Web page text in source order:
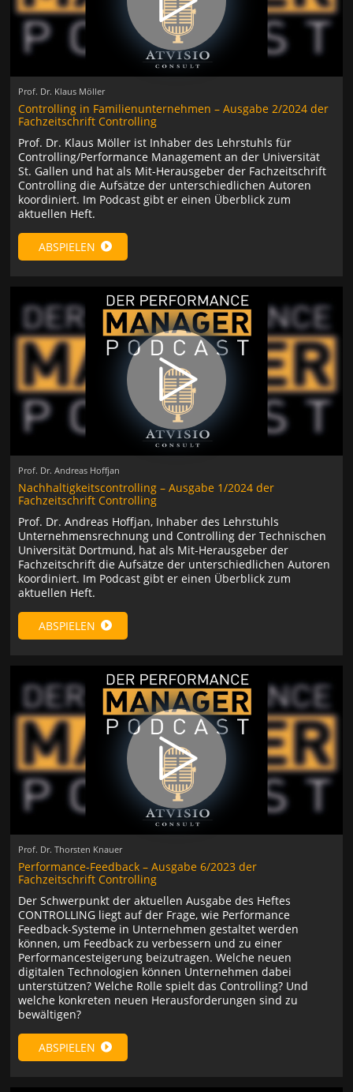
Prof. Dr. Klaus Möller
Controlling in Familienunternehmen – Ausgabe 2/2024 der
Fachzeitschrift Controlling
Prof. Dr. Klaus Möller ist Inhaber des Lehrstuhls für
Controlling/Performance Management an der Universität
St. Gallen und hat als Mit-Herausgeber der Fachzeitschrift
Controlling die Aufsätze der unterschiedlichen Autoren
koordiniert. Im Podcast gibt er einen Überblick zum
aktuellen Heft.
ABSPIELEN
Prof. Dr. Andreas Hoffjan
Nachhaltigkeitscontrolling – Ausgabe 1/2024 der
Fachzeitschrift Controlling
Prof. Dr. Andreas Hoffjan, Inhaber des Lehrstuhls
Unternehmensrechnung und Controlling der Technischen
Universität Dortmund, hat als Mit-Herausgeber der
Fachzeitschrift die Aufsätze der unterschiedlichen Autoren
koordiniert. Im Podcast gibt er einen Überblick zum
aktuellen Heft.
ABSPIELEN
Prof. Dr. Thorsten Knauer
Performance-Feedback – Ausgabe 6/2023 der
Fachzeitschrift Controlling
Der Schwerpunkt der aktuellen Ausgabe des Heftes
CONTROLLING liegt auf der Frage, wie Performance
Feedback-Systeme in Unternehmen gestaltet werden
können, um Feedback zu verbessern und zu einer
Performancesteigerung beizutragen. Welche neuen
digitalen Technologien können Unternehmen dabei
unterstützen? Welche Rolle spielt das Controlling? Und
welche konkreten neuen Herausforderungen sind zu
bewältigen?
ABSPIELEN